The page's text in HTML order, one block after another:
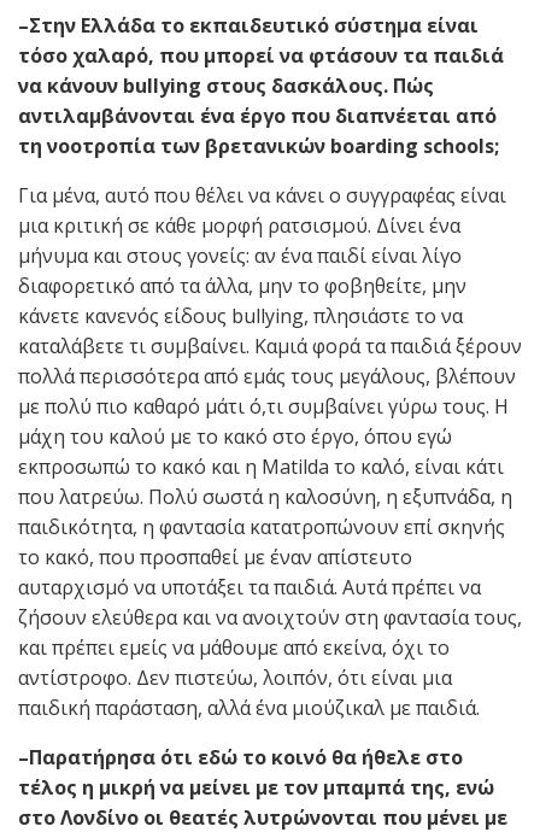
–Στην Ελλάδα το εκπαιδευτικό σύστημα είναι
τόσο χαλαρό, που μπορεί να φτάσουν τα παιδιά
να κάνουν bullying στους δασκάλους. Πώς
αντιλαμβάνονται ένα έργο που διαπνέεται από
τη νοοτροπία των βρετανικών boarding schools;
Για μένα, αυτό που θέλει να κάνει ο συγγραφέας είναι
μια κριτική σε κάθε μορφή ρατσισμού. Δίνει ένα
μήνυμα και στους γονείς: αν ένα παιδί είναι λίγο
διαφορετικό από τα άλλα, μην το φοβηθείτε, μην
κάνετε κανενός είδους bullying, πλησιάστε το να
καταλάβετε τι συμβαίνει. Καμιά φορά τα παιδιά ξέρουν
πολλά περισσότερα από εμάς τους μεγάλους, βλέπουν
με πολύ πιο καθαρό μάτι ό,τι συμβαίνει γύρω τους. Η
μάχη του καλού με το κακό στο έργο, όπου εγώ
εκπροσωπώ το κακό και η Μatilda το καλό, είναι κάτι
που λατρεύω. Πολύ σωστά η καλοσύνη, η εξυπνάδα, η
παιδικότητα, η φαντασία κατατροπώνουν επί σκηνής
το κακό, που προσπαθεί με έναν απίστευτο
αυταρχισμό να υποτάξει τα παιδιά. Αυτά πρέπει να
ζήσουν ελεύθερα και να ανοιχτούν στη φαντασία τους,
και πρέπει εμείς να μάθουμε από εκείνα, όχι το
αντίστροφο. Δεν πιστεύω, λοιπόν, ότι είναι μια
παιδική παράσταση, αλλά ένα μιούζικαλ με παιδιά.
–Παρατήρησα ότι εδώ το κοινό θα ήθελε στο
τέλος η μικρή να μείνει με τον μπαμπά της, ενώ
στο Λονδίνο οι θεατές λυτρώνονται που μένει με